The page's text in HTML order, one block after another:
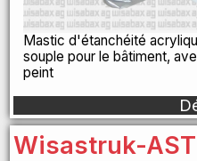
Mastic d'étanchéité
souple pour le bâtiment,
peint
Wisastruk-AST